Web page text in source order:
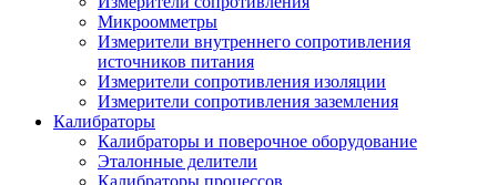
Микроомметры
Измерители внутреннего сопротивления
источников питания
Измерители сопротивления изоляции
Измерители сопротивления заземления
Калибраторы
Калибраторы и поверочное оборудование
Эталонные делители
Калибраторы процессов